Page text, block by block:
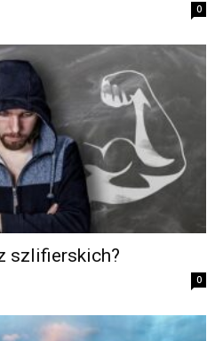
0
szlifierskich?
0